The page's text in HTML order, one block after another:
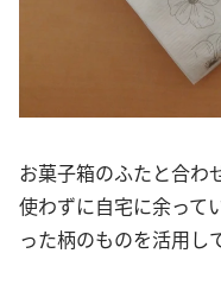
お菓子箱のふたと合わ
使わずに自宅に余って
った柄のものを活用し